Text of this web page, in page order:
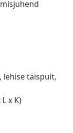
lehise täispuit,
x K)